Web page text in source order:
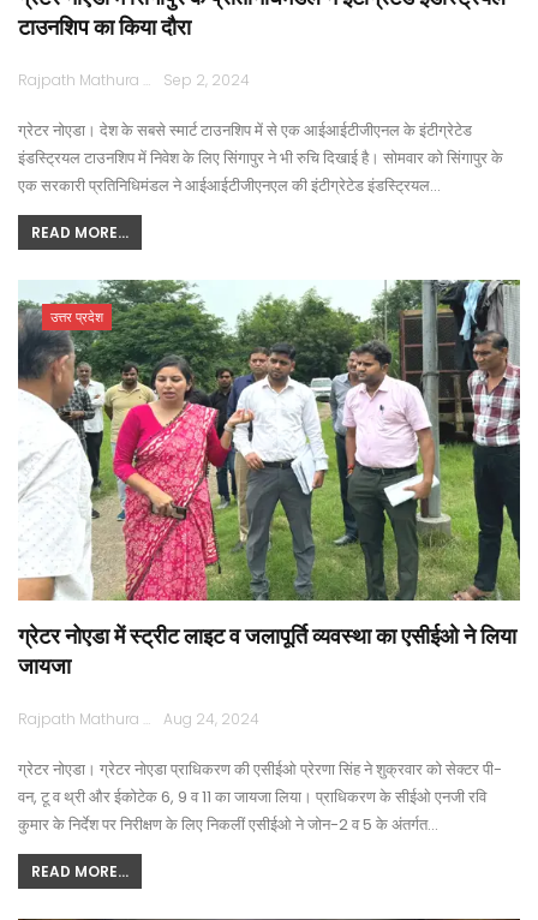
टाउनशिप का किया दौरा
Rajpath Mathura Sep 2, 2024
ग्रेटर नोएडा। देश के सबसे स्मार्ट टाउनशिप में से एक आईआईटीजीएनल के इंटीग्रेटेड
इंडस्ट्रियल टाउनशिप में निवेश के लिए सिंगापुर ने भी रुचि दिखाई है। सोमवार को सिंगापुर के
एक सरकारी प्रतिनिधिमंडल ने आईआईटीजीएनएल की इंटीग्रेटेड इंडस्ट्रियल…
READ MORE...
उत्तर प्रदेश
ग्रेटर नोएडा में स्ट्रीट लाइट व जलापूर्ति व्यवस्था का एसीईओ ने लिया
जायजा
Rajpath Mathura Aug 24, 2024
ग्रेटर नोएडा। ग्रेटर नोएडा प्राधिकरण की एसीईओ प्रेरणा सिंह ने शुक्रवार को सेक्टर पी-
वन, टू व थ्री और ईकोटेक 6, 9 व 11 का जायजा लिया। प्राधिकरण के सीईओ एनजी रवि
कुमार के निर्देश पर निरीक्षण के लिए निकलीं एसीईओ ने जोन-2 व 5 के अंतर्गत…
READ MORE...